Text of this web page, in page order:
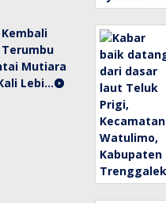
Terumbu
Mutiara
Lebi…